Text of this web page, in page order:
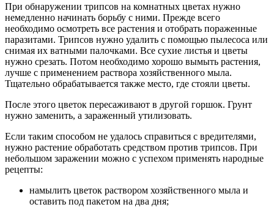
При обнаружении трипсов на комнатных цветах нужно
немедленно начинать борьбу с ними. Прежде всего
необходимо осмотреть все растения и отобрать пораженные
паразитами. Трипсов нужно удалить с помощью пылесоса или
снимая их ватными палочками. Все сухие листья и цветы
нужно срезать. Потом необходимо хорошо вымыть растения,
лучше с применением раствора хозяйственного мыла.
Тщательно обрабатывается также место, где стояли цветы.
После этого цветок пересаживают в другой горшок. Грунт
нужно заменить, а зараженный утилизовать.
Если таким способом не удалось справиться с вредителями,
нужно растение обработать средством против трипсов. При
небольшом заражении можно с успехом применять народные
рецепты:
намылить цветок раствором хозяйственного мыла и
оставить под пакетом на два дня;